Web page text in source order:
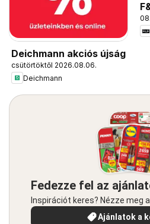
Deichmann akciós újság
csütörtöktől 2026.08.06.
Deichmann
Fedezze fel az
Inspirációt keres? Nézze meg
Ajánlatok a